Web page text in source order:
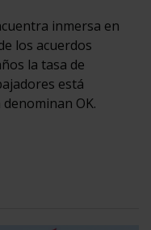
inmersa en
los acuerdos
la tasa de
está
OK.